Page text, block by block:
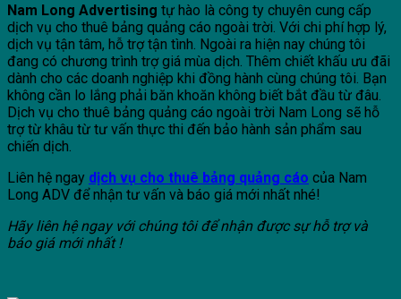
Nam Long Advertising tự hào là công ty chuyên cung cấp
dịch vụ cho thuê bảng quảng cáo ngoài trời. Với chi phí hợp lý,
dịch vụ tận tâm, hỗ trợ tận tình. Ngoài ra hiện nay chúng tôi
đang có chương trình trợ giá mùa dịch. Thêm chiết khấu ưu đãi
dành cho các doanh nghiệp khi đồng hành cùng chúng tôi. Bạn
không cần lo lắng phải băn khoăn không biết bắt đầu từ đâu.
Dịch vụ cho thuê bảng quảng cáo ngoài trời Nam Long sẽ hỗ
trợ từ khâu từ tư vấn thực thi đến bảo hành sản phẩm sau
chiến dịch.
Liên hệ ngay dịch vụ cho thuê bảng quảng cáo của Nam
Long ADV để nhận tư vấn và báo giá mới nhất nhé!
Hãy liên hệ ngay với chúng tôi để nhận được sự hỗ trợ và
báo giá mới nhất !